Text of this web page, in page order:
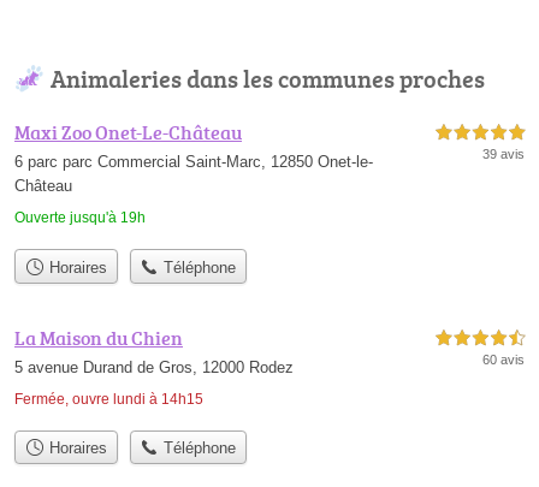
Animaleries dans les communes proches
Maxi Zoo Onet-Le-Château
6 parc parc Commercial Saint-Marc, 12850 Onet-le-
Château
Ouverte jusqu'à 19h
5,0 étoiles sur 5
39 avis
Horaires Téléphone
La Maison du Chien
5 avenue Durand de Gros, 12000 Rodez
Fermée, ouvre lundi à 14h15
4,5 étoiles sur 5
60 avis
Horaires Téléphone